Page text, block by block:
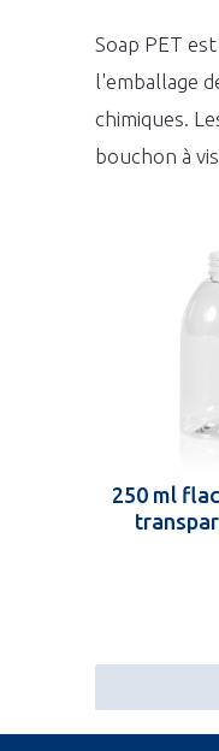
Soap PET
l'emballage
chimiques.
bouchon à
250 ml